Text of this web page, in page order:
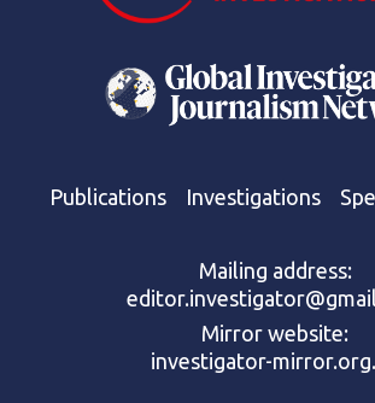
Publications Investigations
Mailing address:
Mirror website:
investigator-